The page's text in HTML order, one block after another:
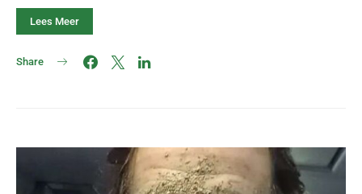
Lees Meer
Share